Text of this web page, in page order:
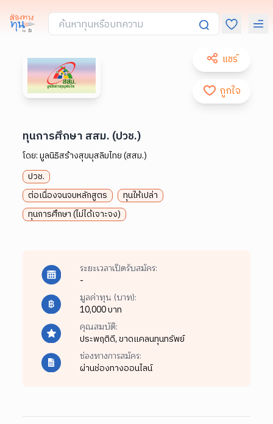
แชร์
ถูกใจ
ทุนการศึกษา สสม. (ปวช.)
โดย:มูลนิธิสร้างสุขมุสลิมไทย (สสม.)
ปวช.
ต่อเนื่องจนจบหลักสูตร
ทุนให้เปล่า
ทุนการศึกษา (ไม่ได้เจาะจง)
ระยะเวลาเปิดรับสมัคร:
-
มูลค่าทุน (บาท):
10,000 บาท
คุณสมบัติ:
ประพฤติดี,ขาดแคลนทุนทรัพย์
ช่องทางการสมัคร:
ผ่านช่องทางออนไลน์